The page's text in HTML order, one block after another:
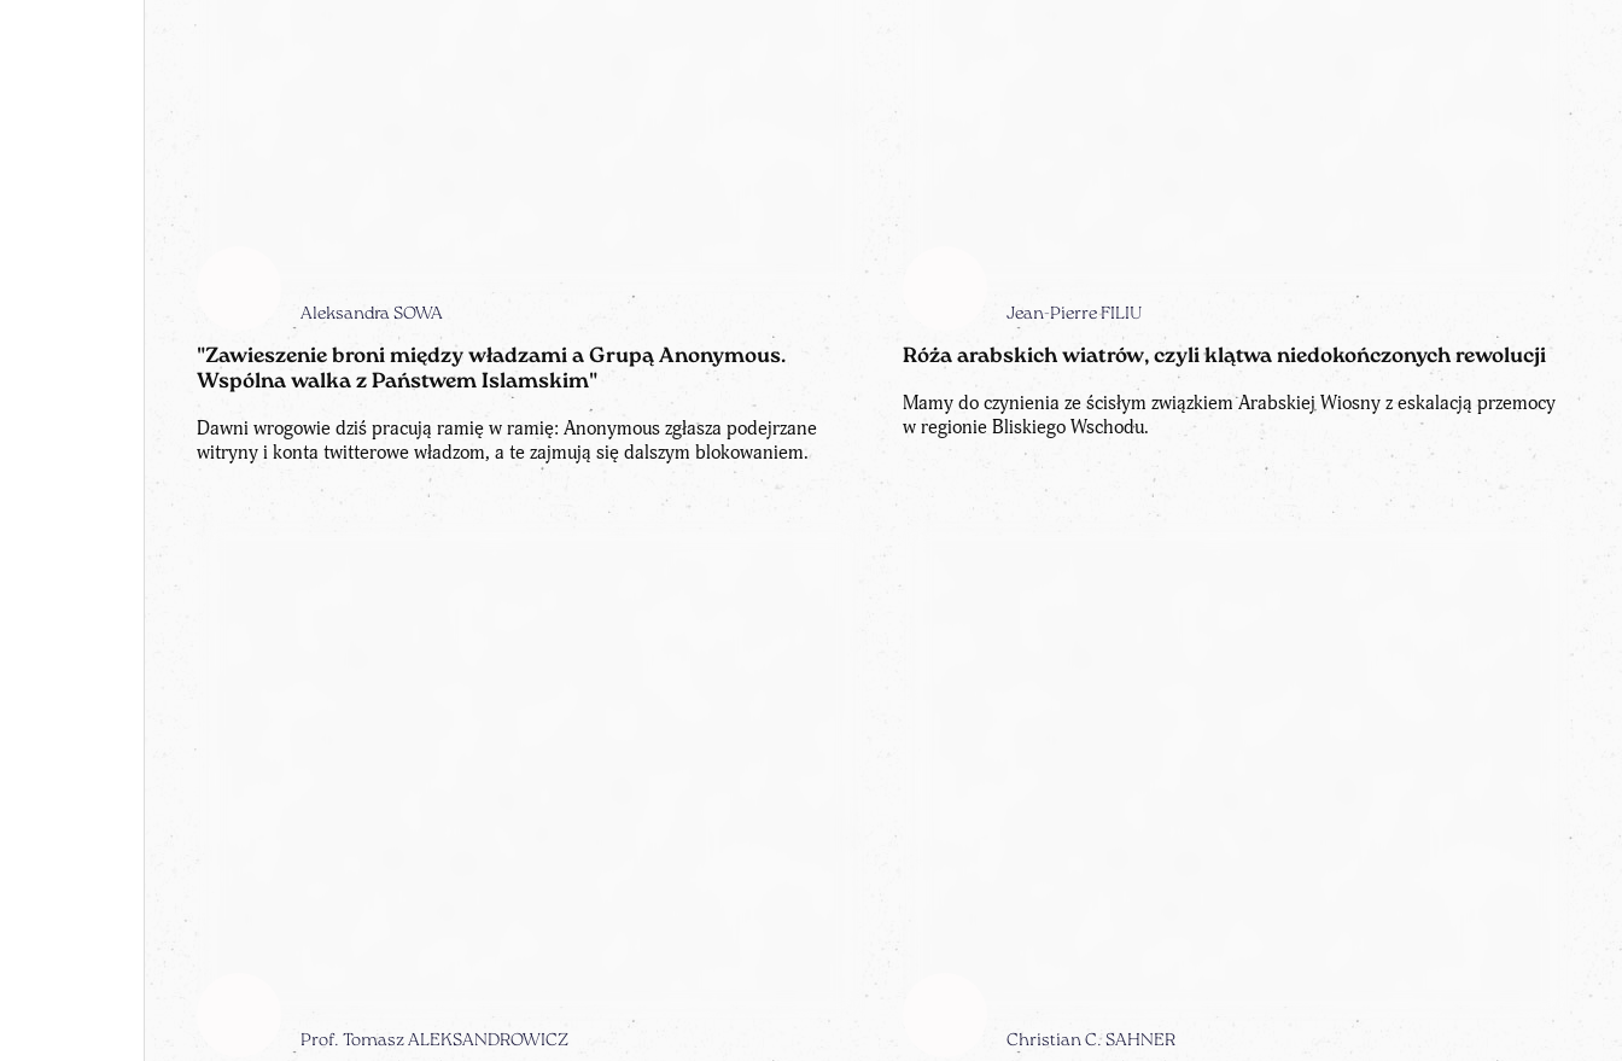
Aleksandra SOWA
"Zawieszenie broni między władzami a Grupą Anonymous.
Wspólna walka z Państwem Islamskim"
Dawni wrogowie dziś pracują ramię w ramię: Anonymous zgłasza podejrzane
witryny i konta twitterowe władzom, a te zajmują się dalszym blokowaniem.
Jean-Pierre FILIU
Róża arabskich wiatrów, czyli klątwa niedokończonych rewolucji
Mamy do czynienia ze ścisłym związkiem Arabskiej Wiosny z eskalacją przemocy
w regionie Bliskiego Wschodu.
Prof. Tomasz ALEKSANDROWICZ Christian C. SAHNER